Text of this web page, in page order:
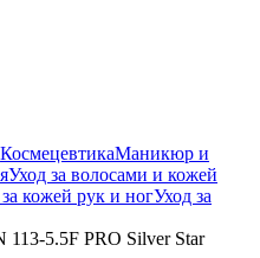
КосмецевтикаМаникюр и
Уход за волосами и кожей
кожей рук и ногУход за
5.5F PRO Silver Star